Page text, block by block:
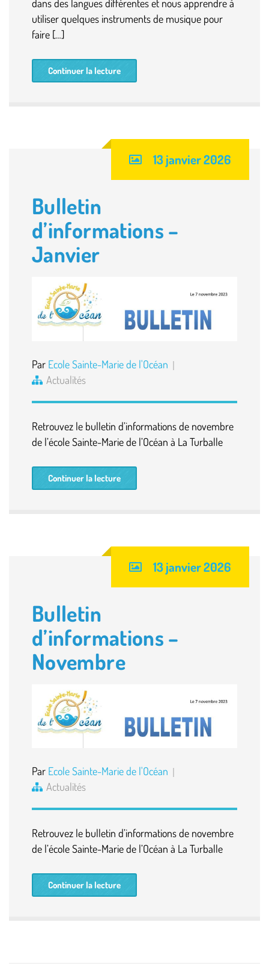
dans des langues différentes et nous apprendre à
utiliser quelques instruments de musique pour
faire […]
Continuer la lecture
13 janvier 2026
Bulletin
d’informations –
Janvier
Par Ecole Sainte-Marie de l'Océan
Actualités
Retrouvez le bulletin d’informations de novembre
de l’école Sainte-Marie de l’Océan à La Turballe
Continuer la lecture
13 janvier 2026
Bulletin
d’informations –
Novembre
Par Ecole Sainte-Marie de l'Océan
Actualités
Retrouvez le bulletin d’informations de novembre
de l’école Sainte-Marie de l’Océan à La Turballe
Continuer la lecture